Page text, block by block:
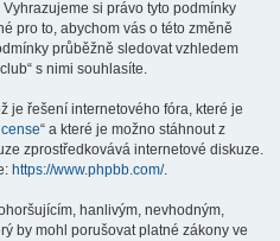
si právo tyto podmínky
pro to, abychom vás o této změně
průběžně sledovat vzhledem
s nimi souhlasíte.
je řešení internetového fóra, které je
“ a které je možno stáhnout z
zprostředkovává internetové diskuze.
https://www.phpbb.com/.
hanlivým, nevhodným,
by mohl porušovat platné zákony ve